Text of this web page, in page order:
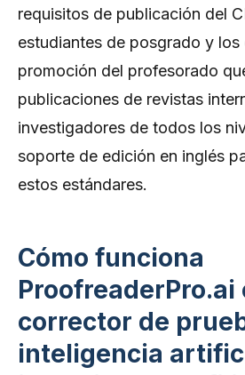
requisitos de publicación del
estudiantes de posgrado y los
promoción del profesorado
publicaciones de revistas
investigadores de todos los
soporte de edición en inglés
estos estándares.
Cómo funciona
ProofreaderPro.ai
corrector de
inteligencia